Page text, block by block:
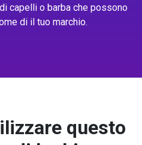
capelli o barba che possono
di il tuo marchio.
questo